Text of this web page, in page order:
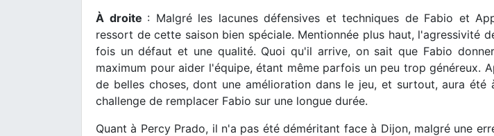
À droite : Malgré les lacunes défensives et techniques de Fabio et
ressort de cette saison bien spéciale. Mentionnée plus haut, l'agressivité
fois un défaut et une qualité. Quoi qu'il arrive, on sait que Fabio
maximum pour aider l'équipe, étant même parfois un peu trop généreux.
de belles choses, dont une amélioration dans le jeu, et surtout, aura été
challenge de remplacer Fabio sur une longue durée.
Quant à Percy Prado, il n'a pas été déméritant face à Dijon, malgré une